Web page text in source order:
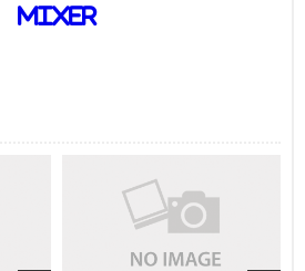
mixer